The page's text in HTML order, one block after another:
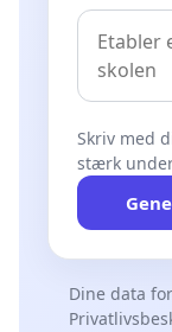
Skriv med
stærk
Dine data